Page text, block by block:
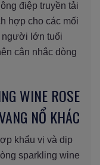
điệp truyền tải
hợp cho các mối
người lớn tuổi
cân nhắc dòng
WINE ROSE
NỔ KHÁC
khẩu vị và dịp
sparkling wine